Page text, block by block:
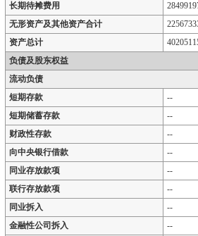
长期待摊费用
无形资产及其他资产合计
资产总计
负债及股东权益
流动负债
短期存款
--
短期储蓄存款
--
财政性存款
--
向中央银行借款
--
同业存放款项
--
联行存放款项
--
同业拆入
--
金融性公司拆入
--